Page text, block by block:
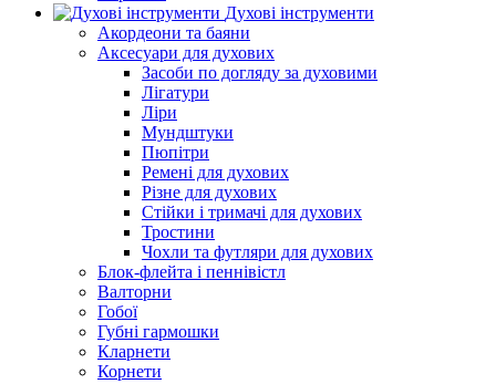
Духові інструменти
Акордеони та баяни
Аксесуари для духових
Засоби по догляду за духовими
Лігатури
Ліри
Мундштуки
Пюпітри
Ремені для духових
Різне для духових
Стійки і тримачі для духових
Тростини
Чохли та футляри для духових
Блок-флейта і пеннівістл
Валторни
Гобої
Губні гармошки
Кларнети
Корнети